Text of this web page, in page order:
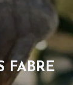
FABRE